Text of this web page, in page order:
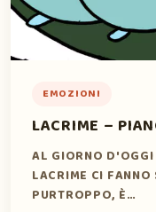
EMOZIONI
LACRIME –
AL GIORNO
LACRIME CI
PURTROPPO, È…